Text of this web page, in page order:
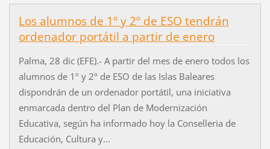
Los alumnos de 1º y 2º de ESO tendrán
ordenador portátil a partir de enero
Palma, 28 dic (EFE).- A partir del mes de enero todos los
alumnos de 1º y 2º de ESO de las Islas Baleares
dispondrán de un ordenador portátil, una iniciativa
enmarcada dentro del Plan de Modernización
Educativa, según ha informado hoy la Conselleria de
Educación, Cultura y...